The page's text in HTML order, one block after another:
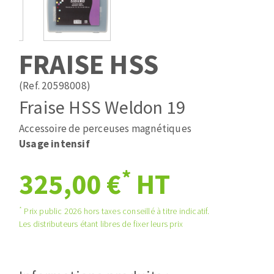
Pose des joints
Nettoyage
Mèches
Fraises carbure
Fers et plaquettes
Lames de scie à ruban
ABRASIFS APPLIQUÉS
Disques auto-agrippant
Patins
Bandes abrasives
Disques fibre et papier
Feuilles 230 x 280 mm
Cales à poncer et patins
Eponges abrasive
DISQUES ABRASIFS
Meules d'ébarbage
TRAITEMENT DE SURFACE
FRAISE HSS
(Ref. 20598008)
Fraise HSS Weldon 19
Accessoire de perceuses magnétiques
Usage intensif
325,00 €* HT
* Prix public 2026 hors taxes conseillé à titre indicatif.
Les distributeurs étant libres de fixer leurs prix